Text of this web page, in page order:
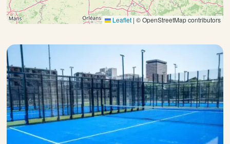
Leaflet | © OpenStreetMap contributors